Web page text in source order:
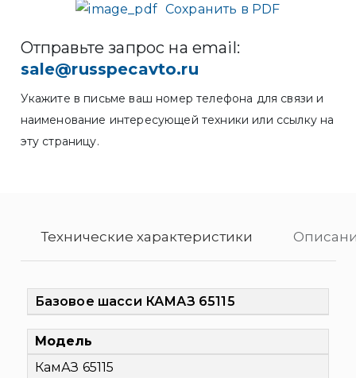
Сохранить в PDF
Отправьте запрос на email:
sale@russpecavto.ru
Укажите в письме ваш номер телефона для связи и
наименование интересующей техники или ссылку на
эту страницу.
Технические характеристики
Базовое шасси КАМАЗ 65115
Модель
КамАЗ 65115